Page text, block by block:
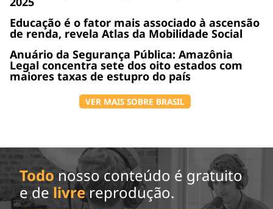
Educação é o fator mais associado à ascensão
de renda, revela Atlas da Mobilidade Social
Anuário da Segurança Pública: Amazônia
Legal concentra sete dos oito estados com
maiores taxas de estupro do país
VER MAIS SOBRE BRASIL
Todo nosso conteúdo é gratuito
e de livrereprodução.